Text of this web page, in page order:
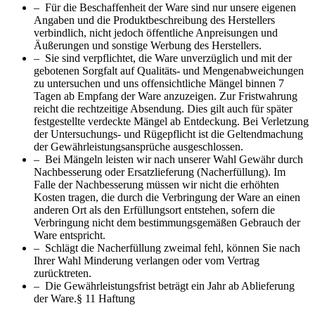
– Für die Beschaffenheit der Ware sind nur unsere eigenen
Angaben und die Produktbeschreibung des Herstellers
verbindlich, nicht jedoch öffentliche Anpreisungen und
Äußerungen und sonstige Werbung des Herstellers.
– Sie sind verpflichtet, die Ware unverzüglich und mit der
gebotenen Sorgfalt auf Qualitäts- und Mengenabweichungen
zu untersuchen und uns offensichtliche Mängel binnen 7
Tagen ab Empfang der Ware anzuzeigen. Zur Fristwahrung
reicht die rechtzeitige Absendung. Dies gilt auch für später
festgestellte verdeckte Mängel ab Entdeckung. Bei Verletzung
der Untersuchungs- und Rügepflicht ist die Geltendmachung
der Gewährleistungsansprüche ausgeschlossen.
– Bei Mängeln leisten wir nach unserer Wahl Gewähr durch
Nachbesserung oder Ersatzlieferung (Nacherfüllung). Im
Falle der Nachbesserung müssen wir nicht die erhöhten
Kosten tragen, die durch die Verbringung der Ware an einen
anderen Ort als den Erfüllungsort entstehen, sofern die
Verbringung nicht dem bestimmungsgemäßen Gebrauch der
Ware entspricht.
– Schlägt die Nacherfüllung zweimal fehl, können Sie nach
Ihrer Wahl Minderung verlangen oder vom Vertrag
zurücktreten.
– Die Gewährleistungsfrist beträgt ein Jahr ab Ablieferung
der Ware.§ 11 Haftung